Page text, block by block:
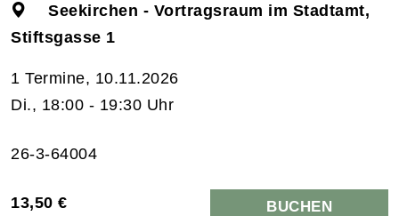
Seekirchen - Vortragsraum im Stadtamt,
Stiftsgasse 1
1 Termine, 10.11.2026
Di., 18:00 - 19:30 Uhr
26-3-64004
13,50 € BUCHEN